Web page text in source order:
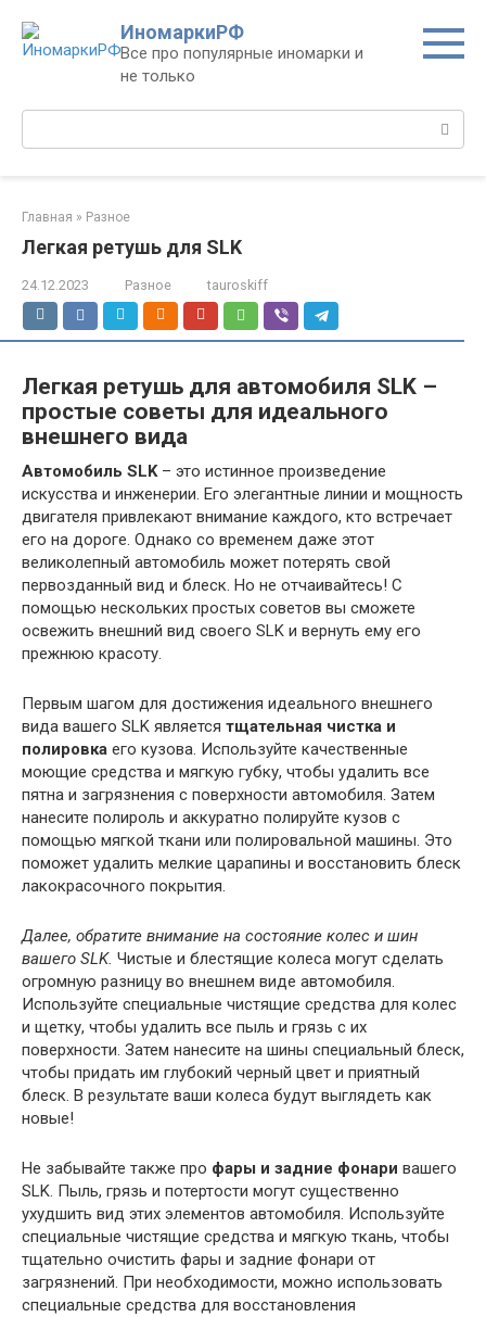
контенту
ИномаркиРФ
Все про популярные иномарки и
не только
Поиск:
Главная » Разное
Легкая ретушь для SLK
24.12.2023 Разное tauroskiff
Легкая ретушь для автомобиля SLK –
простые советы для идеального
внешнего вида
Автомобиль SLK– это истинное произведение
искусства и инженерии. Его элегантные линии и мощность
двигателя привлекают внимание каждого, кто встречает
его на дороге. Однако со временем даже этот
великолепный автомобиль может потерять свой
первозданный вид и блеск. Но не отчаивайтесь! С
помощью нескольких простых советов вы сможете
освежить внешний вид своего SLK и вернуть ему его
прежнюю красоту.
Первым шагом для достижения идеального внешнего
вида вашего SLK является тщательная чистка и
полировка его кузова. Используйте качественные
моющие средства и мягкую губку, чтобы удалить все
пятна и загрязнения с поверхности автомобиля. Затем
нанесите полироль и аккуратно полируйте кузов с
помощью мягкой ткани или полировальной машины. Это
поможет удалить мелкие царапины и восстановить блеск
лакокрасочного покрытия.
Далее, обратите внимание на состояние колес и шин
вашего SLK. Чистые и блестящие колеса могут сделать
огромную разницу во внешнем виде автомобиля.
Используйте специальные чистящие средства для колес
и щетку, чтобы удалить все пыль и грязь с их
поверхности. Затем нанесите на шины специальный блеск,
чтобы придать им глубокий черный цвет и приятный
блеск. В результате ваши колеса будут выглядеть как
новые!
Не забывайте также про фары и задние фонари вашего
SLK. Пыль, грязь и потертости могут существенно
ухудшить вид этих элементов автомобиля. Используйте
специальные чистящие средства и мягкую ткань, чтобы
тщательно очистить фары и задние фонари от
загрязнений. При необходимости, можно использовать
специальные средства для восстановления